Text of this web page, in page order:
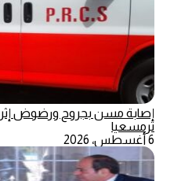
إصابة مسن بجروح ورضوض إثر
ترمسعيا
6 أغسطس، 2026